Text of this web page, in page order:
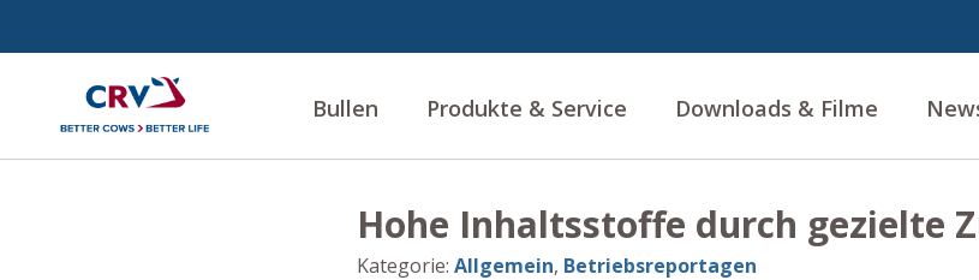
Bullen Produkte & Service Downloads & Filme
Hohe Inhaltsstoffe durch gezielte
Kategorie: Allgemein, Betriebsreportagen